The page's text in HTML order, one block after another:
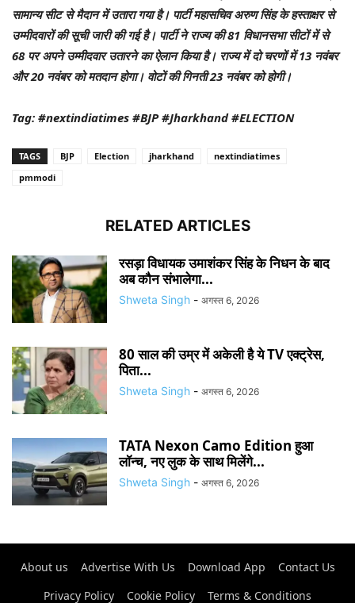
सामान्य सीट से मैदान में उतारा गया है। पार्टी महासचिव अरुण सिंह के हस्ताक्षर से
उम्मीदवारों की सूची जारी की गई है। पार्टी ने राज्य की 81 विधानसभा सीटों में से
68 पर अपने उम्मीदवार उतारने का ऐलान किया है। राज्य में दो चरणों में 13 नवंबर
और 20 नवंबर को मतदान होगा। वोटों की गिनती 23 नवंबर को होगी।
Tag: #nextindiatimes #BJP #Jharkhand #ELECTION
TAGS BJP Election jharkhand
nextindiatimes
pmmodi
RELATED ARTICLES
रसड़ा विधायक उमाशंकर सिंह के निधन के बाद
अब कौन संभालेगा...
Shweta Singh - अगस्त 6, 2026
80 साल की उम्र में अकेली है ये TV एक्ट्रेस,
पिता...
Shweta Singh - अगस्त 6, 2026
TATA Nexon Camo Edition हुआ
लॉन्च, नए लुक के साथ मिलेंगे...
Shweta Singh - अगस्त 6, 2026
About us Advertise With Us Download App
Contact Us
Privacy Policy
Cookie Policy Terms & Conditions